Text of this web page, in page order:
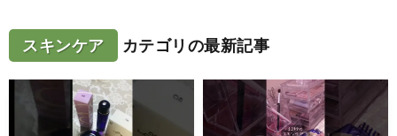
スキンケア カテゴリの最新記事